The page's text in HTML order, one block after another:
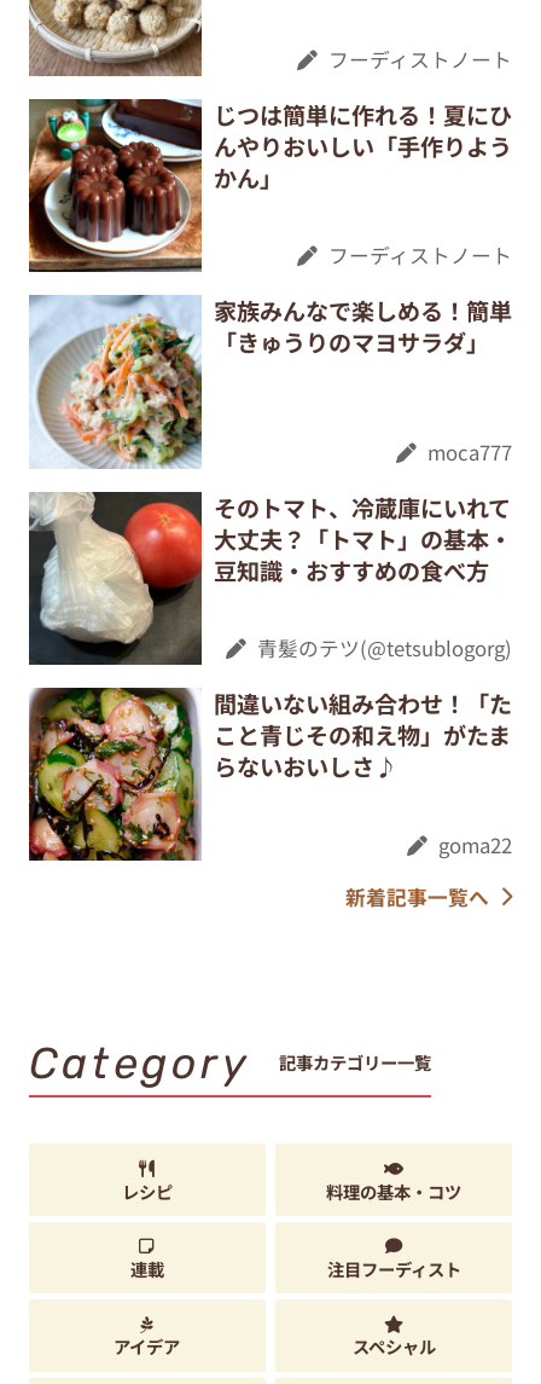
フーディストノート
じつは簡単に作れる！夏にひ
んやりおいしい「手作りよう
かん」
フーディストノート
家族みんなで楽しめる！簡単
「きゅうりのマヨサラダ」
moca777
そのトマト、冷蔵庫にいれて
大丈夫？「トマト」の基本・
豆知識・おすすめの食べ方
青髪のテツ(@tetsublogorg)
間違いない組み合わせ！「た
こと青じその和え物」がたま
らないおいしさ♪
goma22
新着記事一覧へ
Category 記事カテゴリー一覧
レシピ 料理の基本・コツ
連載 注目フーディスト
アイデア スペシャル